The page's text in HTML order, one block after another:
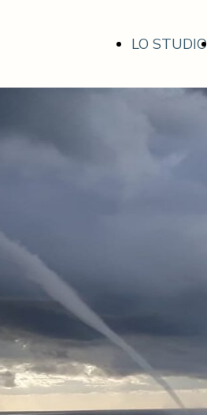
LO STUDIO